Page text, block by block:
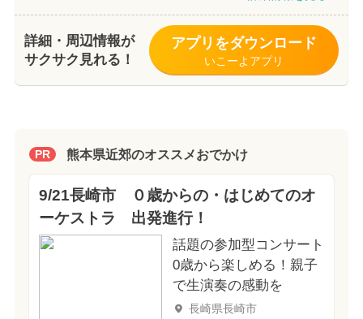
詳細・周辺情報が
サクサク見れる！
アプリをダウンロード
いこーよアプリ
PR 熊本県近郊のオススメおでかけ
9/21長崎市 ０歳からの・はじめてのオ
ーケストラ 出発進行！
話題の参加型コンサート
0歳から楽しめる！親子
で生演奏の感動を
長崎県長崎市